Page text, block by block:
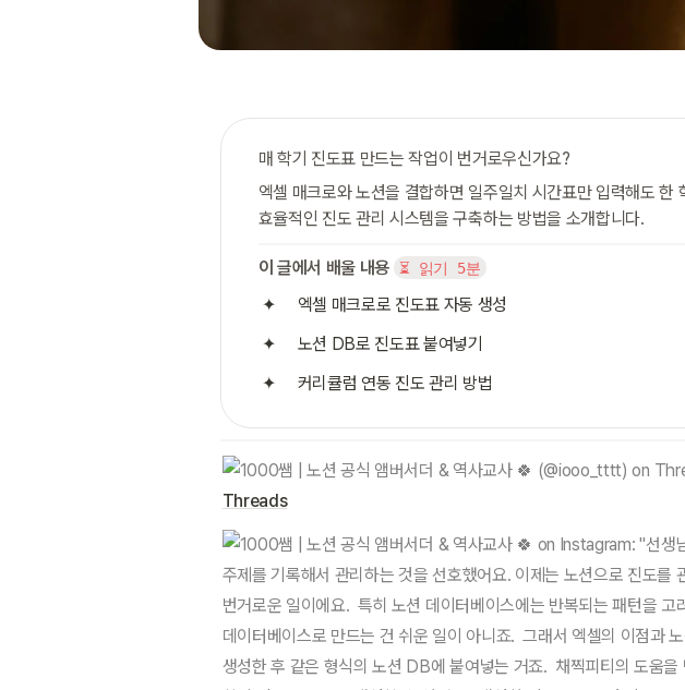
매 학기 진도표 만드는 작업이 번거로우신가요?
엑셀 매크로와 노션을 결합하면 일주일치 시간표만 입력해도
효율적인 진도 관리 시스템을 구축하는 방법을 소개합니다.
이 글에서 배울 내용 ⏳ 읽기 5분
엑셀 매크로로 진도표 자동 생성
노션 DB로 진도표 붙여넣기
커리큘럼 연동 진도 관리 방법
Threads